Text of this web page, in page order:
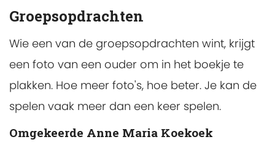
Groepsopdrachten
Wie een van de groepsopdrachten wint, krijgt
een foto van een ouder om in het boekje te
plakken. Hoe meer foto's, hoe beter. Je kan de
spelen vaak meer dan een keer spelen.
Omgekeerde Anne Maria Koekoek